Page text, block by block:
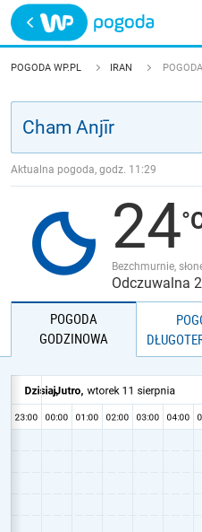
Trwa ładowanie
POLSKA
JAKOŚĆ POWIETRZA
POGODA WP.PL IRAN
Aktualna pogoda, godz. 11:29
24
Bezchmurnie,
Odczuwalna
POGODA
GODZINOWA